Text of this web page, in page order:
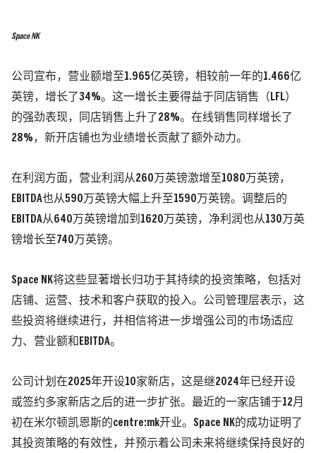
Space NK
公司宣布，营业额增至1.965亿英镑，相较前一年的1.466亿
英镑，增长了34%。这一增长主要得益于同店销售（LFL）
的强劲表现，同店销售上升了28%。在线销售同样增长了
28%，新开店铺也为业绩增长贡献了额外动力。
在利润方面，营业利润从260万英镑激增至1080万英镑，
EBITDA也从590万英镑大幅上升至1590万英镑。调整后的
EBITDA从640万英镑增加到1620万英镑，净利润也从130万英
镑增长至740万英镑。
Space NK将这些显著增长归功于其持续的投资策略，包括对
店铺、运营、技术和客户获取的投入。公司管理层表示，这
些投资将继续进行，并相信将进一步增强公司的市场适应
力、营业额和EBITDA。
公司计划在2025年开设10家新店，这是继2024年已经开设
或签约多家新店之后的进一步扩张。最近的一家店铺于12月
初在米尔顿凯恩斯的centre:mk开业。Space NK的成功证明了
其投资策略的有效性，并预示着公司未来将继续保持良好的